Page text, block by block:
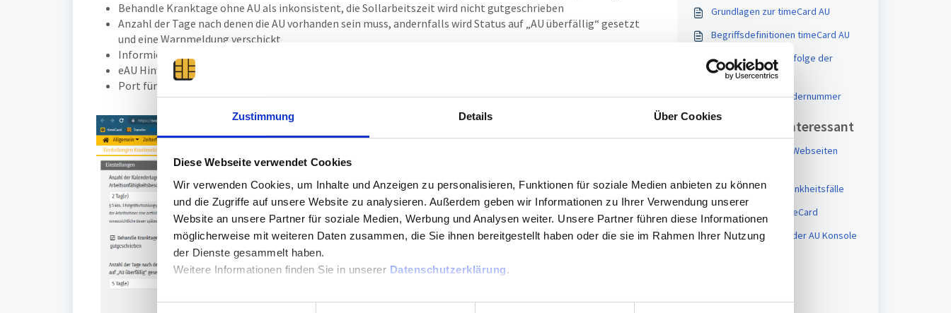
Zustimmung Details Über Cookies
Diese Webseite verwendet Cookies
Wir verwenden Cookies, um Inhalte und Anzeigen zu personalisieren, Funktionen für soziale Medien anbieten zu können
und die Zugriffe auf unsere Website zu analysieren. Außerdem geben wir Informationen zu Ihrer Verwendung unserer
Website an unsere Partner für soziale Medien, Werbung und Analysen weiter. Unsere Partner führen diese Informationen
möglicherweise mit weiteren Daten zusammen, die Sie ihnen bereitgestellt haben oder die sie im Rahmen Ihrer Nutzung
der Dienste gesammelt haben.
Weitere Informationen finden Sie in unserer Datenschutzerklärung.
Behandle Kranktage ohne AU als inkonsistent, die Sollarbeitszeit wird nicht gutgeschrieben
Anzahl der Tage nach denen die AU vorhanden sein muss, andernfalls wird Status auf „AU überfällig“ gesetzt
und eine Warnmeldung verschickt
Informiere bei Statusänderungen gemäß Benachrichtigungsprofil
eAU Hinweise und Fehler versenden gemäß Benachrichtigungsprofil
Port für eAU Webseiten
Grundlagen zur timeCard AU
Begriffsdefinitionen timeCard AU
Empfohlene Reihenfolge der
Installation
Gesonderte Absendernummer
Vielleicht auch interessant
IIS für timeCard AU Webseiten
Benutzerrechte Krankheitsfälle
Einstellungen in timeCard
Fehler beim Aufruf der AU Konsole